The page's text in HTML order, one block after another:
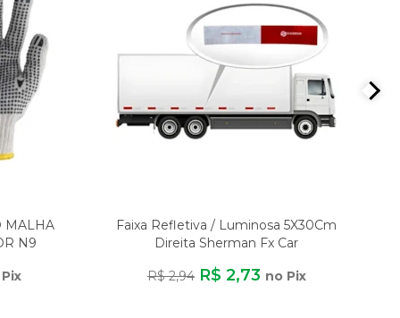
MALHA
N9
Faixa Refletiva / Luminosa 5X30Cm
Direita Sherman Fx Car
R$ 2,94 R$ 2,73 no Pix